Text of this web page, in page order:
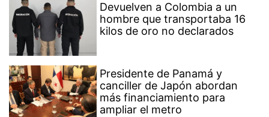
Devuelven a Colombia a un
hombre que transportaba 16
kilos de oro no declarados
Presidente de Panamá y
canciller de Japón abordan
más financiamiento para
ampliar el metro